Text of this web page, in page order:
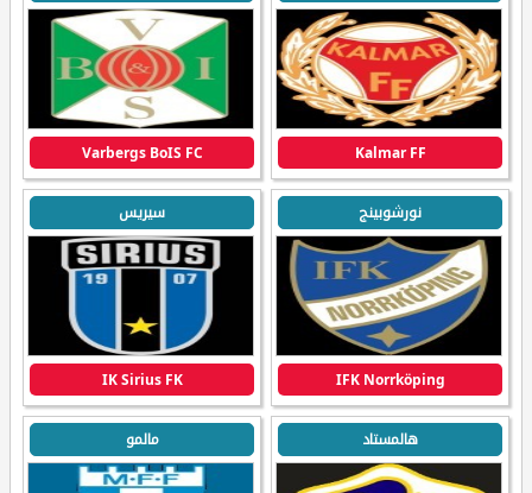
Kalmar FF
Varbergs BoIS FC
نورشوبينج
IFK Norrköping
سيريس
IK Sirius FK
هالمستاد مالمو